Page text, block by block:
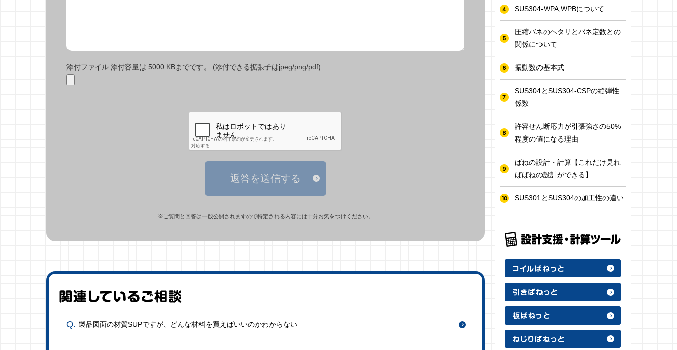
添付ファイル:添付容量は 5000 KBまでです。 (添付できる拡張子はjpeg/png/pdf)
返答を送信する
※ご質問と回答は一般公開されますので特定される内容には十分お気をつけください。
製品図面の材質SUPですが、どんな材料を買えばいいのかわからない
SUS304-WPA,WPBについて
圧縮バネのヘタリとバネ定数との
関係について
振動数の基本式
SUS304とSUS304-CSPの縦弾性
係数
許容せん断応力が引張強さの50%
程度の値になる理由
ばねの設計・計算【これだけ見れ
ばばねの設計ができる】
SUS301とSUS304の加工性の違い